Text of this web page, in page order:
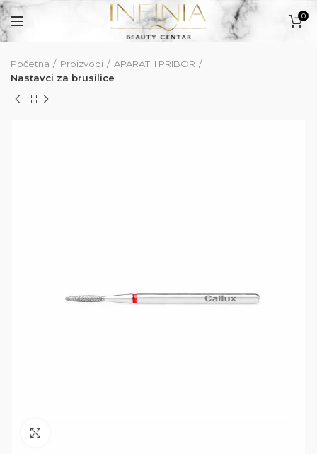
0
Početna Proizvodi
APARATI I PRIBOR
Nastavci za brusilice
PROIZVODI